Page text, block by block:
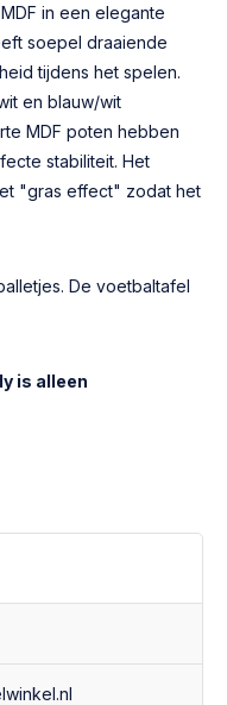
in een elegante
soepel draaiende
tijdens het spelen.
en blauw/wit
MDF poten hebben
stabiliteit. Het
"gras effect" zodat het
De voetbaltafel
is alleen